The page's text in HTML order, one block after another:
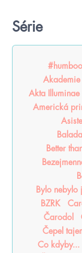
Série
Akta Illuminae
Americká
Better
Bylo nebylo
BZRK
Čarodol
Čepel
Co kdyby...